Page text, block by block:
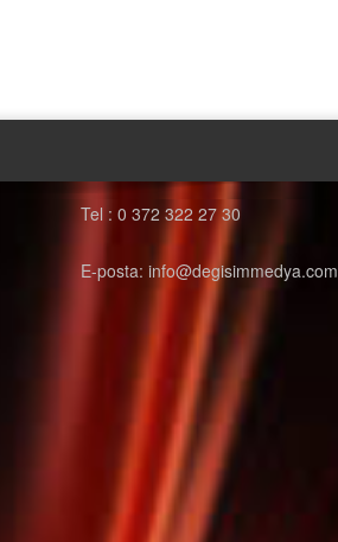
Tel : 0 372 322 27 30
E-posta: info@degisimmedya.com